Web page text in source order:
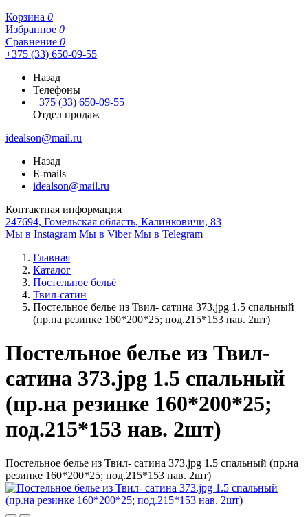
Корзина 0
Избранное 0
Сравнение 0
+375 (33) 650-09-55
Назад
Телефоны
+375 (33) 650-09-55
Отдел продаж
idealson@mail.ru
Назад
E-mails
idealson@mail.ru
Контактная информация
247694, Гомельская область, Калинковичи, 83
Мы в Instagram Мы в Viber Мы в Telegram
Главная
Каталог
Постельное бельё
Твил-сатин
Постельное белье из Твил- сатина 373.jpg 1.5 спальный
(пр.на резинке 160*200*25; под.215*153 нав. 2шт)
Постельное белье из Твил-
сатина 373.jpg 1.5 спальный
(пр.на резинке 160*200*25;
под.215*153 нав. 2шт)
Постельное белье из Твил- сатина 373.jpg 1.5 спальный (пр.на
резинке 160*200*25; под.215*153 нав. 2шт)